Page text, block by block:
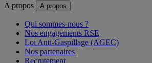
A propos A propos
Qui sommes-nous ?
Nos engagements RSE
Loi Anti-Gaspillage (AGEC)
Nos partenaires
Recrutement